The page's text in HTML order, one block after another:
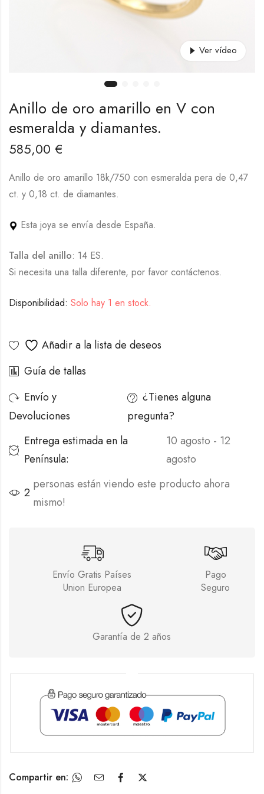
Ver vídeo
Anillo de oro amarillo en V con
esmeralda y diamantes.
585,00 €
Anillo de oro amarillo 18k/750 con esmeralda pera de 0,47
ct. y 0,18 ct. de diamantes.
Esta joya se envía desde España.
Talla del anillo: 14 ES.
Si necesita una talla diferente, por favor contáctenos.
Disponibilidad: Solo hay 1 en stock.
Añadir a la lista de deseos
Guía de tallas
Envío y
Devoluciones
¿Tienes alguna
pregunta?
Entrega estimada en la
Península:
10 agosto - 12
agosto
2
personas están viendo este producto ahora
mismo!
Envío Gratis Países
Union Europea
Pago
Seguro
Garantía de 2 años
Compartir en: